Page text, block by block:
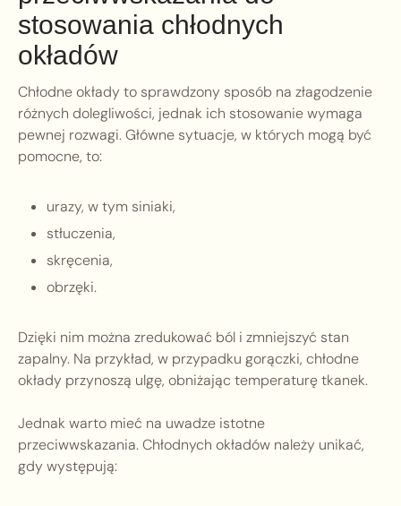
stosowania chłodnych
okładów
Chłodne okłady to sprawdzony sposób na złagodzenie
różnych dolegliwości, jednak ich stosowanie wymaga
pewnej rozwagi. Główne sytuacje, w których mogą być
pomocne, to:
urazy, w tym siniaki,
stłuczenia,
skręcenia,
obrzęki.
Dzięki nim można zredukować ból i zmniejszyć stan
zapalny. Na przykład, w przypadku gorączki, chłodne
okłady przynoszą ulgę, obniżając temperaturę tkanek.
Jednak warto mieć na uwadze istotne
przeciwwskazania. Chłodnych okładów należy unikać,
gdy występują: